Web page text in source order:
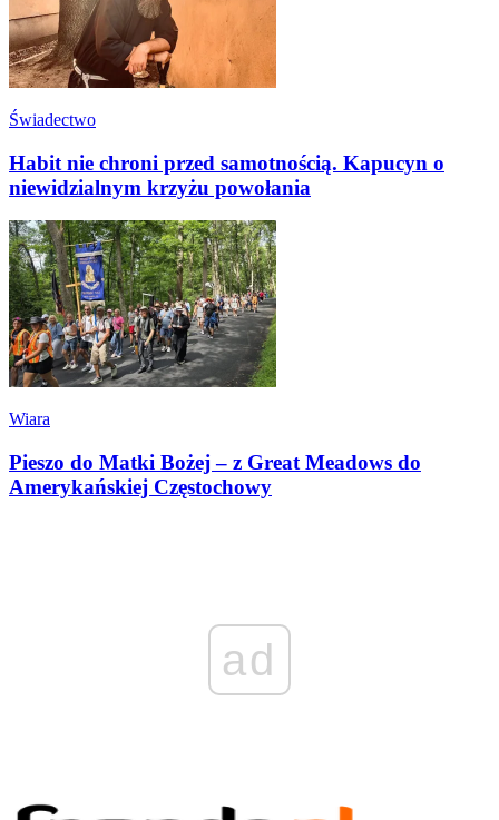
Świadectwo
Habit nie chroni przed samotnością. Kapucyn o
niewidzialnym krzyżu powołania
Wiara
Pieszo do Matki Bożej – z Great Meadows do
Amerykańskiej Częstochowy
ad